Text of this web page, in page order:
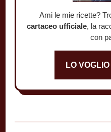
Ami le mie ricette?
cartaceo ufficiale, la
con
LO